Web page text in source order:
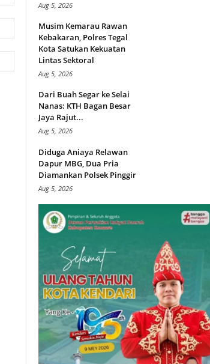
Aug 5, 2026
Musim Kemarau Rawan
Kebakaran, Polres Tegal
Kota Satukan Kekuatan
Lintas Sektoral
Aug 5, 2026
Dari Buah Segar ke Selai
Nanas: KTH Bagan Besar
Jaya Rajut...
Aug 5, 2026
Diduga Aniaya Relawan
Dapur MBG, Dua Pria
Diamankan Polsek Pinggir
Aug 5, 2026